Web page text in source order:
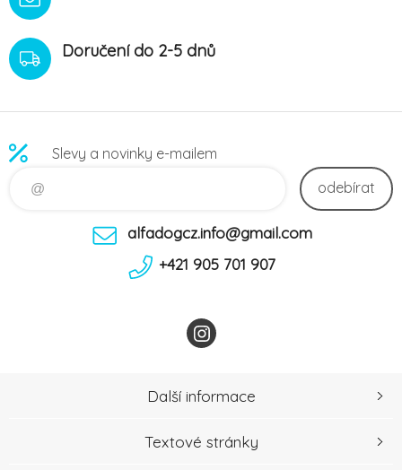
Doručení do 2-5 dnů
Slevy a novinky e-mailem
odebírat
alfadogcz.info@gmail.com
+421 905 701 907
Další informace
Textové stránky